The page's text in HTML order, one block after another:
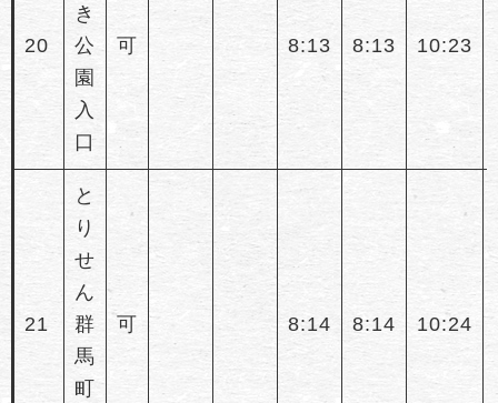
20
き
公
園
入
口
可 8:13 8:13 10:23
21
と
り
せ
ん
群
馬
町
可 8:14 8:14 10:24